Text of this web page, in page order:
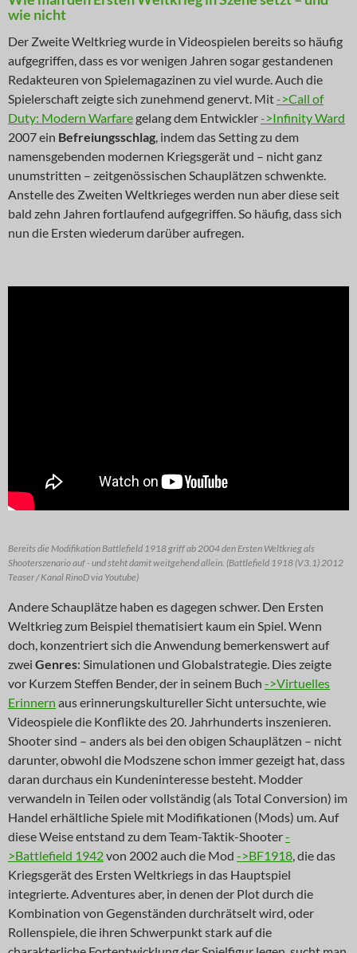
wie nicht
Der Zweite Weltkrieg wurde in Videospielen bereits so häufig
aufgegriffen, dass es vor wenigen Jahren sogar gestandenen
Redakteuren von Spielemagazinen zu viel wurde. Auch die
Spielerschaft zeigte sich zunehmend genervt. Mit->Call of
Duty: Modern Warfare gelang dem Entwickler->Infinity Ward
2007 ein Befreiungsschlag, indem das Setting zu dem
namensgebenden modernen Kriegsgerät und – nicht ganz
unumstritten – zeitgenössischen Schauplätzen schwenkte.
Anstelle des Zweiten Weltkrieges werden nun aber diese seit
bald zehn Jahren fortlaufend aufgegriffen. So häufig, dass sich
nun die Ersten wiederum darüber aufregen.
Bereits die Modifikation Battlefield 1918 griff ab 2004 den Ersten Weltkrieg als
Shooterszenario auf - und steht damit weitgehend allein. (Battlefield 1918 (V3.1) 2012
Teaser / Kanal RinoD via Youtube)
Andere Schauplätze haben es dagegen schwer. Den Ersten
Weltkrieg zum Beispiel thematisiert kaum ein Spiel. Wenn
doch, konzentriert sich die Anwendung bemerkenswert auf
zwei Genres: Simulationen und Globalstrategie. Dies zeigte
vor Kurzem Steffen Bender, der in seinem Buch ->Virtuelles
Erinnern aus erinnerungskultureller Sicht untersuchte, wie
Videospiele die Konflikte des 20. Jahrhunderts inszenieren.
Shooter sind – anders als bei den obigen Schauplätzen – nicht
darunter, obwohl die Modszene schon immer gezeigt hat, dass
daran durchaus ein Kundeninteresse besteht. Modder
verwandeln in Teilen oder vollständig (als Total Conversion) im
Handel erhältliche Spiele mit Modifikationen (Mods) um. Auf
diese Weise entstand zu dem Team-Taktik-Shooter-
>Battlefield 1942von 2002 auch die Mod ->BF1918, die das
Kriegsgerät des Ersten Weltkriegs in das Hauptspiel
integrierte. Adventures aber, in denen der Plot durch die
Kombination von Gegenständen durchrätselt wird, oder
Rollenspiele, die ihren Schwerpunkt stark auf die